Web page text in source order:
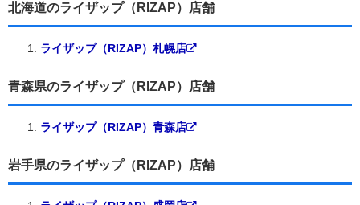
北海道のライザップ（RIZAP）店舗
ライザップ（RIZAP）札幌店
青森県のライザップ（RIZAP）店舗
ライザップ（RIZAP）青森店
岩手県のライザップ（RIZAP）店舗